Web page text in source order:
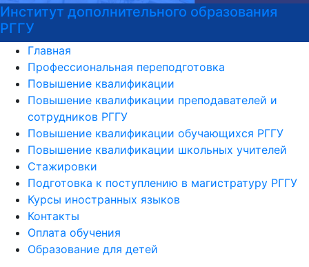
Институт дополнительного образования
РГГУ
Главная
Профессиональная переподготовка
Повышение квалификации
Повышение квалификации преподавателей и
сотрудников РГГУ
Повышение квалификации обучающихся РГГУ
Повышение квалификации школьных учителей
Стажировки
Подготовка к поступлению в магистратуру РГГУ
Курсы иностранных языков
Контакты
Оплата обучения
Образование для детей